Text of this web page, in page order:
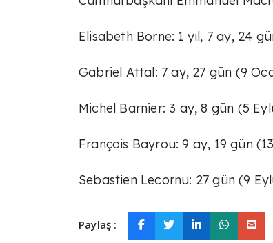
Elisabeth Borne: 1 yıl, 7 ay, 24
Gabriel Attal: 7 ay, 27 gün (9
Michel Barnier: 3 ay, 8 gün (5
François Bayrou: 9 ay, 19 gün
Sebastien Lecornu: 27 gün (9
Paylaş :